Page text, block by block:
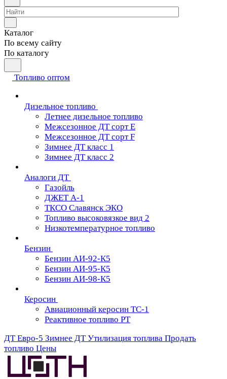
Каталог
По всему сайту
По каталогу
Топливо оптом
Дизельное топливо
Летнее дизельное топливо
Межсезонное ДТ сорт Е
Межсезонное ДТ сорт F
Зимнее ДТ класс 1
Зимнее ДТ класс 2
Аналоги ДТ
Газойль
ДЖЕТ А-1
ТКСО Славянск ЭКО
Топливо высоковязкое вид 2
Низкотемпературное топливо
Бензин
Бензин АИ-92-К5
Бензин АИ-95-К5
Бензин АИ-98-К5
Керосин
Авиационный керосин ТС-1
Реактивное топливо РТ
ДТ Евро-5 Зимнее ДТ Утилизация топлива Продать
топливо Цены